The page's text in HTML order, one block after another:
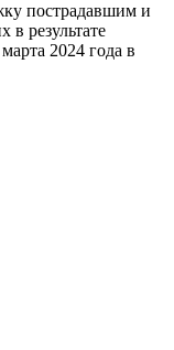
пострадавшим и
в результате
2024 года в